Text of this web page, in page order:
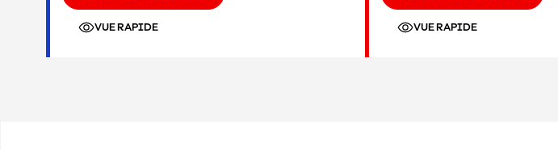
VUE RAPIDE VUE RAPIDE